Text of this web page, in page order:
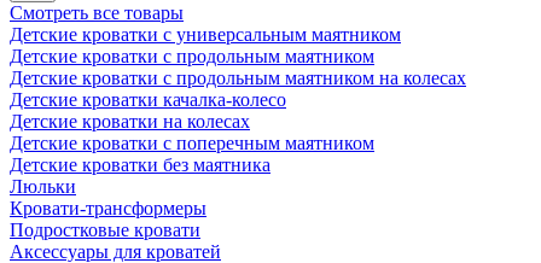
Смотреть все товары
Детские кроватки с универсальным маятником
Детские кроватки с продольным маятником
Детские кроватки с продольным маятником на колесах
Детские кроватки качалка-колесо
Детские кроватки на колесах
Детские кроватки с поперечным маятником
Детские кроватки без маятника
Люльки
Кровати-трансформеры
Подростковые кровати
Аксессуары для кроватей